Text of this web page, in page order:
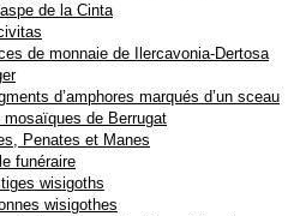
de la Cinta
de monnaie de Ilercavonia-Dertosa
d’amphores marqués d’un sceau
mosaïques de Berrugat
Penates et Manes
funéraire
wisigoths
wisigothes